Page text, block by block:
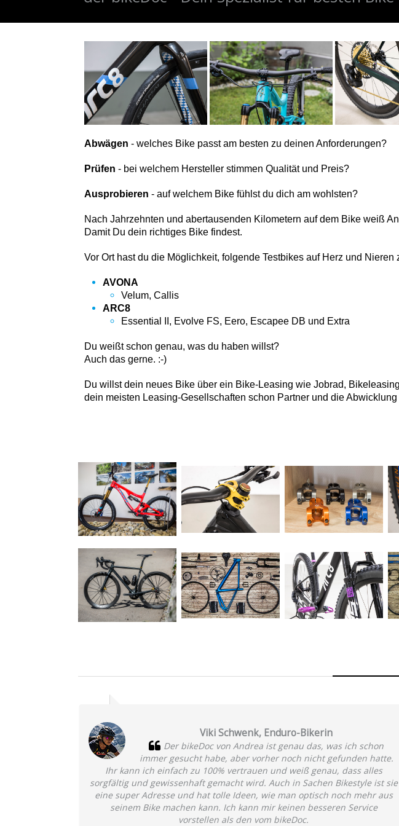
Abwägen - welches Bike passt am besten zu deinen Anforderungen?
Prüfen - bei welchem Hersteller stimmen Qualität und Preis?
Ausprobieren - auf welchem Bike fühlst du dich am wohlsten?
Nach Jahrzehnten und abertausenden Kilometern auf dem Bike weiß
Damit Du dein richtiges Bike findest.
Vor Ort hast du die Möglichkeit, folgende Testbikes auf Herz und
AVONA
Velum, Callis
ARC8
Essential II, Evolve FS, Eero, Escapee DB und Extra
Du weißt schon genau, was du haben willst?
Auch das gerne. :-)
Du willst dein neues Bike über ein Bike-Leasing wie Jobrad,
dein meisten Leasing-Gesellschaften schon Partner und die
Viki Schwenk, Enduro-Bikerin
Der bikeDoc von Andrea ist genau das, was ich schon
immer gesucht habe, aber vorher noch nicht gefunden hatte.
Ihr kann ich einfach zu 100% vertrauen und weiß genau, dass alles
sorgfältig und gewissenhaft gemacht wird. Auch in Sachen Bikestyle ist sie
eine super Adresse und hat tolle Ideen, wie man optisch noch mehr aus
seinem Bike machen kann. Ich kann mir keinen besseren Service
vorstellen als den vom bikeDoc.